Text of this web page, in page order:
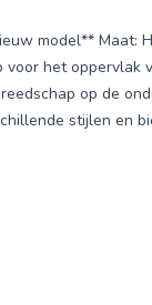
model** Maat:
het oppervlak
op de
stijlen en